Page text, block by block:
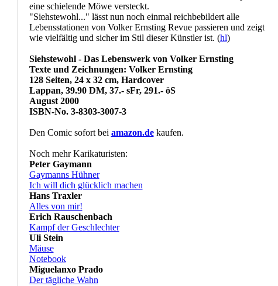
eine schielende Möwe versteckt.
"Siehstewohl..." lässt nun noch einmal reichbebildert alle
Lebensstationen von Volker Ernsting Revue passieren und zeigt
wie vielfältig und sicher im Stil dieser Künstler ist. (hl)
Siehstewohl - Das Lebenswerk von Volker Ernsting
Texte und Zeichnungen: Volker Ernsting
128 Seiten, 24 x 32 cm, Hardcover
Lappan, 39.90 DM, 37.- sFr, 291.- öS
August 2000
ISBN-No. 3-8303-3007-3
Den Comic sofort bei amazon.dekaufen.
Noch mehr Karikaturisten:
Peter Gaymann
Gaymanns Hühner
Ich will dich glücklich machen
Hans Traxler
Alles von mir!
Erich Rauschenbach
Kampf der Geschlechter
Uli Stein
Mäuse
Notebook
Miguelanxo Prado
Der tägliche Wahn